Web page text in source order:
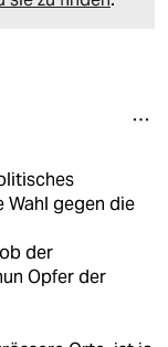
Wahl gegen die
der
Opfer der